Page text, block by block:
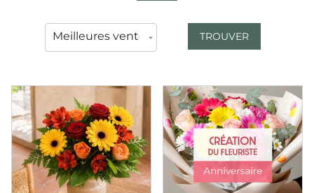
TROUVER